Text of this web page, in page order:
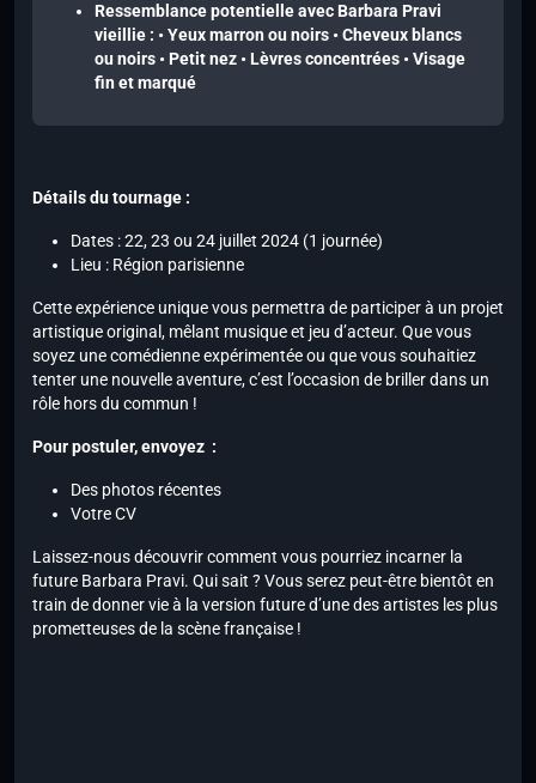
Ressemblance potentielle avec Barbara Pravi
vieillie : • Yeux marron ou noirs • Cheveux blancs
ou noirs • Petit nez • Lèvres concentrées • Visage
fin et marqué
Détails du tournage :
Dates : 22, 23 ou 24 juillet 2024 (1 journée)
Lieu : Région parisienne
Cette expérience unique vous permettra de participer à un projet
artistique original, mêlant musique et jeu d’acteur. Que vous
soyez une comédienne expérimentée ou que vous souhaitiez
tenter une nouvelle aventure, c’est l’occasion de briller dans un
rôle hors du commun !
Pour postuler, envoyez :
Des photos récentes
Votre CV
Laissez-nous découvrir comment vous pourriez incarner la
future Barbara Pravi. Qui sait ? Vous serez peut-être bientôt en
train de donner vie à la version future d’une des artistes les plus
prometteuses de la scène française !